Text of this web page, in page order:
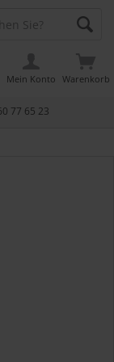
77 65 23
Warenkorb
Mein Konto